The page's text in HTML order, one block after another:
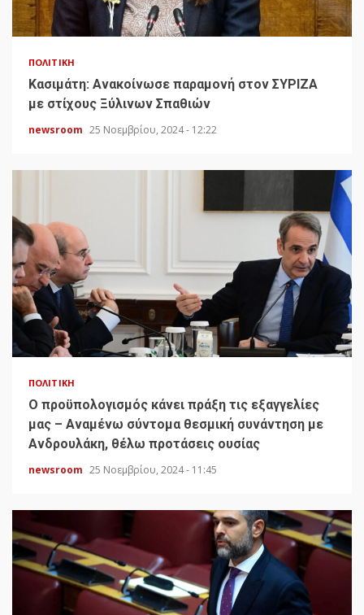
ΠΟΛΙΤΙΚΉ
Κασιμάτη: Ανακοίνωσε παραμονή στον ΣΥΡΙΖΑ
με στίχους Ξύλινων Σπαθιών
newsroom 25 Νοεμβρίου, 2024 - 12:22
ΠΟΛΙΤΙΚΉ
Ο προϋπολογισμός κάνει πράξη τις εξαγγελίες
μας – Αναμένω σύντομα θεσμική συνάντηση με
Ανδρουλάκη, θέλω προτάσεις ουσίας
newsroom 25 Νοεμβρίου, 2024 - 11:45